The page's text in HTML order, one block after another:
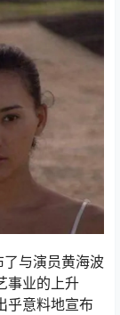
与演员黄海波
事业的上升
乎意料地宣布